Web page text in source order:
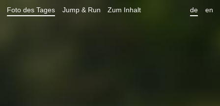
Foto des Tages Jump & Run Zum Inhalt de en